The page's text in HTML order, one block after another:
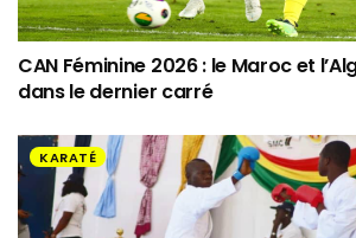
CAN Féminine 2026 : le Maroc et
dans le dernier carré
KARATÉ